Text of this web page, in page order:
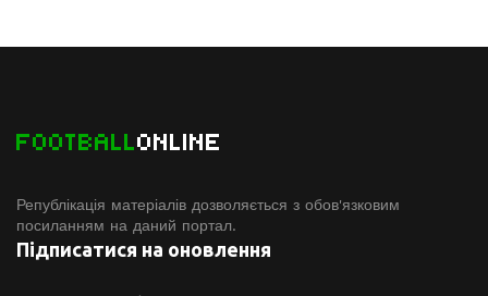
FOOTBALLONLINE
Републікація матеріалів дозволяється з обов'язковим
посиланням на даний портал.
Підписатися на оновлення